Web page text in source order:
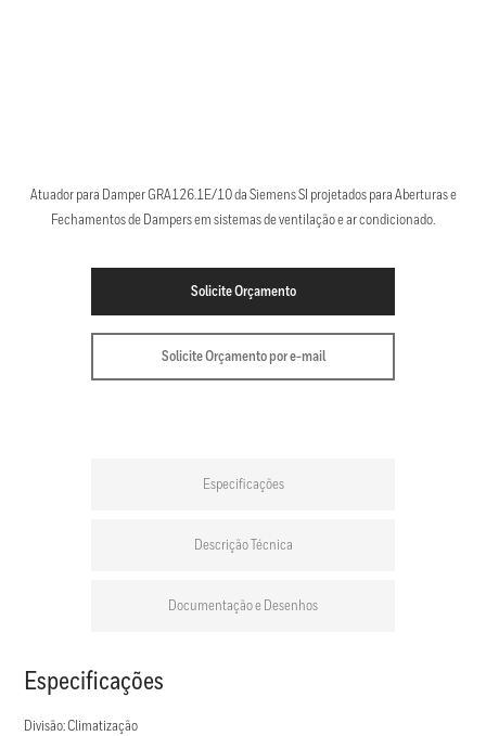
Atuador para Damper GRA126.1E/10 da Siemens SI projetados para Aberturas e
Fechamentos de Dampers em sistemas de ventilação e ar condicionado.
Solicite Orçamento
Solicite Orçamento por e-mail
Especificações
Descrição Técnica
Documentação e Desenhos
Especificações
Divisão: Climatização